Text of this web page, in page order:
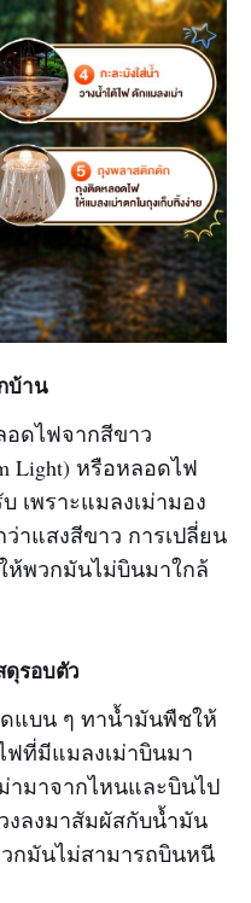
บ้าน
ดไฟจากสีขาว
Light) หรือหลอดไฟ
เพราะแมลงเม่ามอง
าแสงสีขาว การเปลี่ยน
ห้พวกมันไม่บินมาใกล้
รอบตัว
แบน ๆ ทาน้ำมันพืชให้
ฟที่มีแมลงเม่าบินมา
ามาจากไหนและบินไป
ลงมาสัมผัสกับน้ำมัน
กมันไม่สามารถบินหนี